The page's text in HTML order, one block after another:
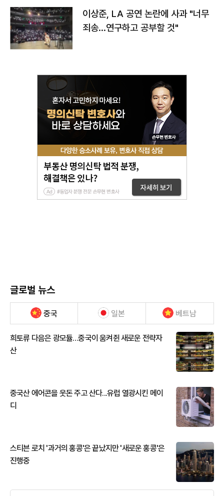
이상준, LA 공연 논란에 사과 "너무
죄송…연구하고 공부할 것"
글로벌 뉴스
중국 일본 베트남
희토류 다음은 광모듈…중국이 움켜쥔 새로운 전략자
산
중국산 에어콘을 웃돈 주고 산다...유럽 열광시킨 메이
디
스티븐 로치 '과거의 홍콩'은 끝났지만 '새로운 홍콩'은
진행중